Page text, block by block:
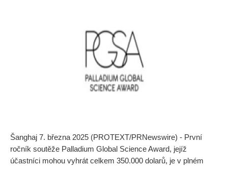
Šanghaj 7. března 2025 (PROTEXT/PRNewswire) - První
ročník soutěže Palladium Global Science Award, jejíž
účastníci mohou vyhrát celkem 350.000 dolarů, je v plném